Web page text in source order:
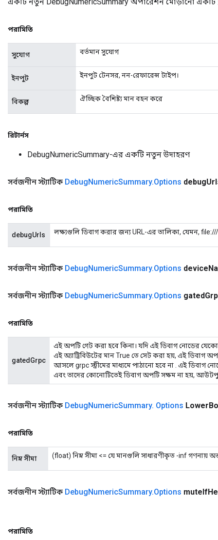
পরামিতি
সুযোগ বর্তমান সুযোগ
ইনপুট ইনপুট টেনসর, নন-রেফারেন্স টাইপ।
বিকল্প ঐচ্ছিক বৈশিষ্ট্য মান বহন করে
রিটার্নস
DebugNumericSummary-এর একটি নতুন উদাহরণ
সর্বজনীন স্ট্যাটিক DebugNumericSummary.Options debug
পরামিতি
debugUrls লক্ষ্যগুলি ডিবাগ করার জন্য URL-এর তালিকা, যেমন,
সর্বজনীন স্ট্যাটিক DebugNumericSummary.Options device
সর্বজনীন স্ট্যাটিক DebugNumericSummary.Options gated
পরামিতি
gatedGrpc
এই অপটি গেট করা হবে কিনা। যদি এই ডিবাগ নোডের
এই অ্যাট্রিবিউটের মান True তে সেট করা হয়, এই ডিবাগ
আসলে grpc স্ট্রীমের মাধ্যমে পাঠানো হবে না . এই ডিবাগ
এবং তাদের কোনোটিতেই ডিবাগ অপটি সক্ষম না হয়,
সর্বজনীন স্ট্যাটিক DebugNumericSummary. Options Lower
পরামিতি
নিম্ন সীমা (float) নিম্ন সীমা <= যে মানগুলি সাধারণীকৃত -inf গণনায়
সর্বজনীন স্ট্যাটিক DebugNumericSummary.Options muteIf
পরামিতি